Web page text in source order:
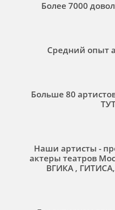
Более 7000
Средний опыт
Больше 80
Наши артисты -
актеры театров
ВГИКА ,